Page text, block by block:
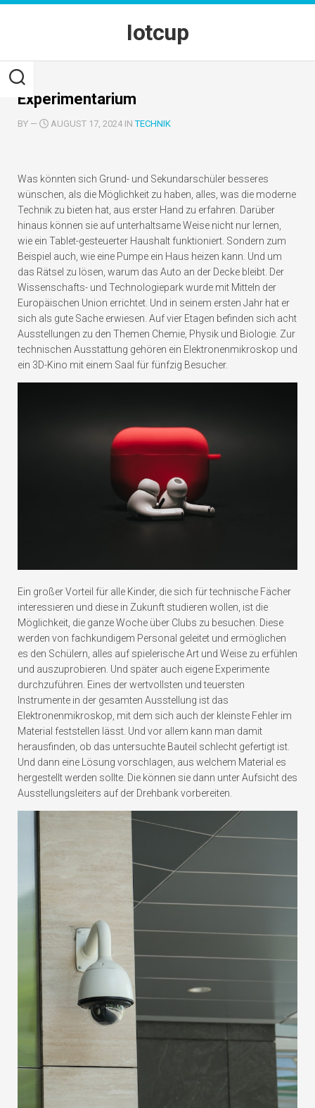
Skip
Iotcup
Experimentarium
BY — AUGUST 17, 2024 INTECHNIK
Was könnten sich Grund- und Sekundarschüler besseres
wünschen, als die Möglichkeit zu haben, alles, was die moderne
Technik zu bieten hat, aus erster Hand zu erfahren. Darüber
hinaus können sie auf unterhaltsame Weise nicht nur lernen,
wie ein Tablet-gesteuerter Haushalt funktioniert. Sondern zum
Beispiel auch, wie eine Pumpe ein Haus heizen kann. Und um
das Rätsel zu lösen, warum das Auto an der Decke bleibt. Der
Wissenschafts- und Technologiepark wurde mit Mitteln der
Europäischen Union errichtet. Und in seinem ersten Jahr hat er
sich als gute Sache erwiesen. Auf vier Etagen befinden sich acht
Ausstellungen zu den Themen Chemie, Physik und Biologie. Zur
technischen Ausstattung gehören ein Elektronenmikroskop und
ein 3D-Kino mit einem Saal für fünfzig Besucher.
Ein großer Vorteil für alle Kinder, die sich für technische Fächer
interessieren und diese in Zukunft studieren wollen, ist die
Möglichkeit, die ganze Woche über Clubs zu besuchen. Diese
werden von fachkundigem Personal geleitet und ermöglichen
es den Schülern, alles auf spielerische Art und Weise zu erfühlen
und auszuprobieren. Und später auch eigene Experimente
durchzuführen. Eines der wertvollsten und teuersten
Instrumente in der gesamten Ausstellung ist das
Elektronenmikroskop, mit dem sich auch der kleinste Fehler im
Material feststellen lässt. Und vor allem kann man damit
herausfinden, ob das untersuchte Bauteil schlecht gefertigt ist.
Und dann eine Lösung vorschlagen, aus welchem Material es
hergestellt werden sollte. Die können sie dann unter Aufsicht des
Ausstellungsleiters auf der Drehbank vorbereiten.